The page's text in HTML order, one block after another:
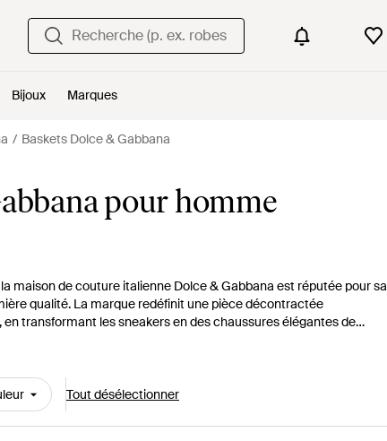
Bijoux Marques
Baskets Dolce & Gabbana
pour homme
maison de couture italienne Dolce & Gabbana est réputée pour sa
qualité. La marque redéfinit une pièce décontractée
transformant les sneakers en des chaussures élégantes de
jour dans des tissus aux finitions minutieuses relevés de
Tout désélectionner